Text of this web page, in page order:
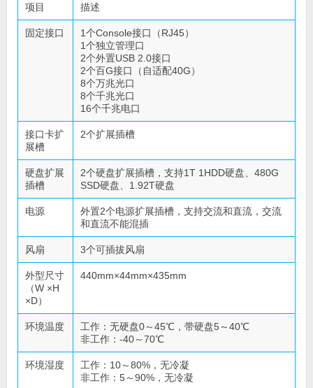
项目 描述
固定接口
1个Console接口（RJ45）
1个独立管理口
2个外置USB 2.0接口
2个百G接口（自适配40G）
8个万兆光口
8个千兆光口
16个千兆电口
接口卡扩
展槽
2个扩展插槽
硬盘扩展
插槽
2个硬盘扩展插槽，支持1T 1HDD硬盘、480G
SSD硬盘、1.92T硬盘
电源
外置2个电源扩展插槽，支持交流和直流，交流
和直流不能混插
风扇 3个可插拔风扇
外型尺寸
（W ×H
×D）
440mm×44mm×435mm
环境温度
工作：无硬盘0～45℃，带硬盘5～40℃
非工作：-40～70℃
环境湿度
工作：10～80%，无冷凝
非工作：5～90%，无冷凝